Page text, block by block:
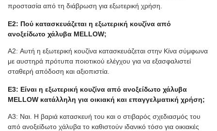
προστασία από τη διάβρωση για εξωτερική χρήση.
Ε2: Πού κατασκευάζεται η εξωτερική κουζίνα από
ανοξείδωτο χάλυβα MELLOW;
A2: Αυτή η εξωτερική κουζίνα κατασκευάζεται στην Κίνα σύμφωνα
με αυστηρά πρότυπα ποιοτικού ελέγχου για να εξασφαλιστεί
σταθερή απόδοση και αξιοπιστία.
Ε3: Είναι η εξωτερική κουζίνα από ανοξείδωτο χάλυβα
MELLOW κατάλληλη για οικιακή και επαγγελματική χρήση;
Α3: Ναι. Η βαριά κατασκευή του και ο στιβαρός σχεδιασμός του
από ανοξείδωτο χάλυβα το καθιστούν ιδανικό τόσο για οικιακές